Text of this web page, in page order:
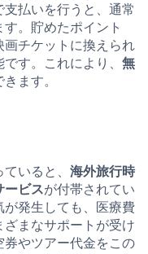
支払いを行うと、通常
。貯めたポイント
チケットに換えられ
す。これにより、 無
ます。
いると、 海外旅行時
ービスが付帯されてい
が発生しても、医療費
まなサポートが受け
やツアー代金をこの